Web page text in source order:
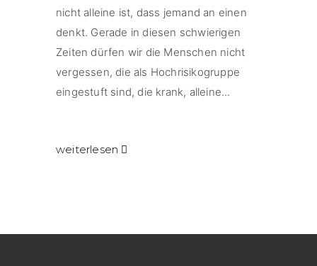
nicht alleine ist, dass jemand an einen
denkt. Gerade in diesen schwierigen
Zeiten dürfen wir die Menschen nicht
vergessen, die als Hochrisikogruppe
eingestuft sind, die krank, alleine...
weiterlesen